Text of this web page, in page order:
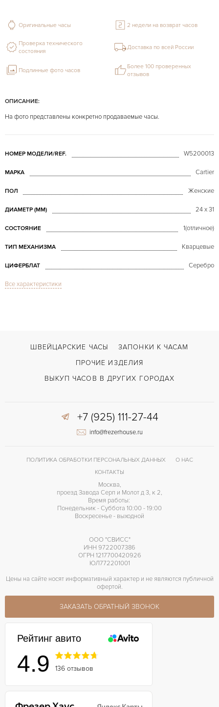
ОПИСАНИЕ:
На фото представлены конкретно продаваемые часы.
НОМЕР МОДЕЛИ/REF. W5200013
МАРКА Cartier
ПОЛ Женские
ДИАМЕТР (MM) 24 x 31
СОСТОЯНИЕ 1(отличное)
ТИП МЕХАНИЗМА Кварцевые
ЦИФЕРБЛАТ Серебро
СТЕКЛО
ВОЗМОЖНОСТИ ДОСТАВКИ
ЦВЕТ БРАСЛЕТА
Все характеристики
Оригинальные часы 2 недели на возврат часов
Проверка технического
состояния
Доставка по всей России
Подлинные фото часов
Более 100 проверенных
отзывов
ШВЕЙЦАРСКИЕ ЧАСЫ
ЗАПОНКИ К ЧАСАМ
ПРОЧИЕ ИЗДЕЛИЯ
ВЫКУП ЧАСОВ В ДРУГИХ ГОРОДАХ
+7 (925) 111-27-44
info@frezerhouse.ru
ПОЛИТИКА ОБРАБОТКИ ПЕРСОНАЛЬНЫХ ДАННЫХ
О НАС
КОНТАКТЫ
Москва,
проезд Завода Серп и Молот д 3, к 2,
Время работы:
Понедельник - Суббота 10:00 - 19:00
Воскресенье - выходной
ООО "СВИСС"
ИНН 9722007386
ОГРН 1217700420926
ЮЛ772201001
Цены на сайте носят информативный характер и не являются публичной
офертой.
ЗАКАЗАТЬ ОБРАТНЫЙ ЗВОНОК
Рейтинг авито
4.9 136 отзывов